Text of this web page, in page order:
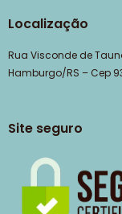
Localização
Rua Visconde de
Hamburgo/RS – Cep
Site seguro